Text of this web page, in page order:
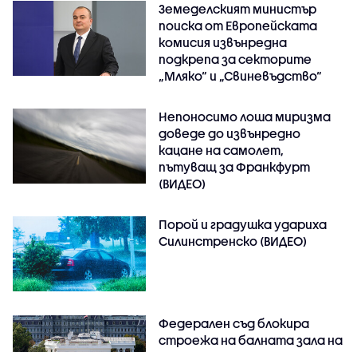
Земеделският министър
поиска от Европейската
комисия извънредна
подкрепа за секторите
„Мляко“ и „Свиневъдство“
Непоносимо лоша миризма
доведе до извънредно
кацане на самолет,
пътуващ за Франкфурт
(ВИДЕО)
Порой и градушка удариха
Силинстренско (ВИДЕО)
Федерален съд блокира
строежа на балната зала на